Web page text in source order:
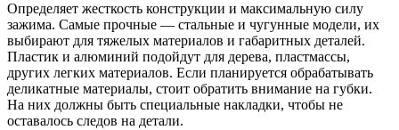
Определяет жесткость конструкции и максимальную силу
зажима. Самые прочные — стальные и чугунные модели, их
выбирают для тяжелых материалов и габаритных деталей.
Пластик и алюминий подойдут для дерева, пластмассы,
других легких материалов. Если планируется обрабатывать
деликатные материалы, стоит обратить внимание на губки.
На них должны быть специальные накладки, чтобы не
оставалось следов на детали.